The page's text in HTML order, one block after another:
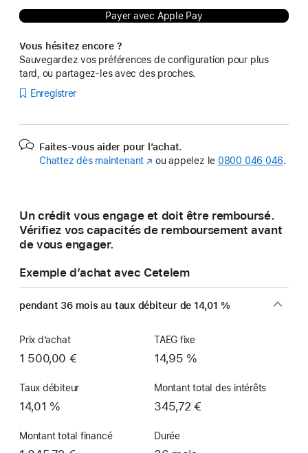
Payer avec Apple Pay
Vous hésitez encore ?
Sauvegardez vos préférences de configuration pour plus
tard, ou partagez-les avec des proches.
Enregistrer
Faites-vous aider pour l’achat.
Chattez dès maintenant (s’ouvre
fenêtre)
ou appelez le 0800 046 046.
Un crédit vous engage et doit être remboursé.
Vérifiez vos capacités de remboursement avant
de vous engager.
Exemple d’achat avec Cetelem
pendant 36 mois au taux débiteur de 14,01 %
Prix d’achat
1 500,00 €
TAEG fixe
14,95 %
Taux débiteur
14,01 %
Montant total des intérêts
345,72 €
Montant total financé Durée